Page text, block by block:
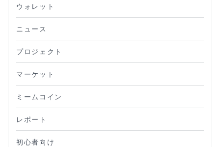
ウォレット
ニュース
プロジェクト
マーケット
ミームコイン
レポート
初心者向け